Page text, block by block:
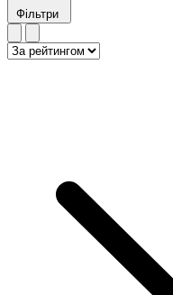
Фільтри